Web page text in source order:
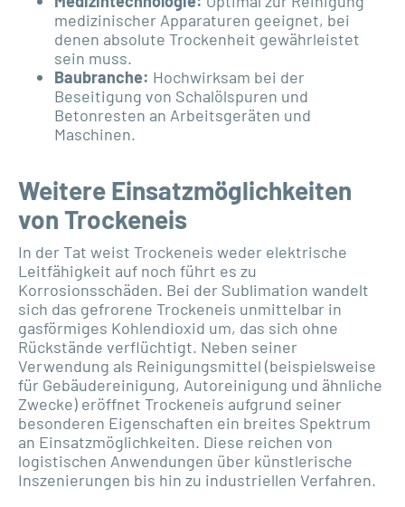
medizinischer Apparaturen geeignet, bei
denen absolute Trockenheit gewährleistet
sein muss.
Baubranche: Hochwirksam bei der
Beseitigung von Schalölspuren und
Betonresten an Arbeitsgeräten und
Maschinen.
Weitere Einsatzmöglichkeiten
von Trockeneis
In der Tat weist Trockeneis weder elektrische
Leitfähigkeit auf noch führt es zu
Korrosionsschäden. Bei der Sublimation wandelt
sich das gefrorene Trockeneis unmittelbar in
gasförmiges Kohlendioxid um, das sich ohne
Rückstände verflüchtigt. Neben seiner
Verwendung als Reinigungsmittel (beispielsweise
für Gebäudereinigung, Autoreinigung und ähnliche
Zwecke) eröffnet Trockeneis aufgrund seiner
besonderen Eigenschaften ein breites Spektrum
an Einsatzmöglichkeiten. Diese reichen von
logistischen Anwendungen über künstlerische
Inszenierungen bis hin zu industriellen Verfahren.